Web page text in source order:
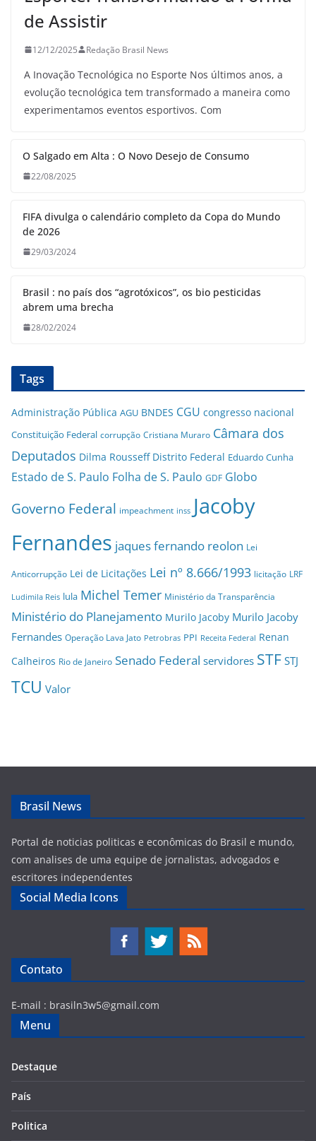
de Assistir
12/12/2025 Redação Brasil News
A Inovação Tecnológica no Esporte Nos últimos anos, a
evolução tecnológica tem transformado a maneira como
experimentamos eventos esportivos. Com
O Salgado em Alta : O Novo Desejo de Consumo
22/08/2025
FIFA divulga o calendário completo da Copa do Mundo
de 2026
29/03/2024
Brasil : no país dos “agrotóxicos”, os bio pesticidas
abrem uma brecha
28/02/2024
Tags
Administração Pública AGU BNDES CGU congresso nacional
Constituição Federal corrupção Cristiana Muraro Câmara dos
Deputados Dilma Rousseff Distrito Federal Eduardo Cunha
Estado de S. Paulo Folha de S. Paulo GDF Globo
Governo Federal impeachment inss Jacoby
Fernandes jaques fernando reolon Lei
Anticorrupção Lei de Licitações Lei nº 8.666/1993 licitação LRF
Ludimila Reis lula Michel Temer Ministério da Transparência
Ministério do Planejamento Murilo Jacoby Murilo Jacoby
Fernandes Operação Lava Jato Petrobras PPI Receita Federal Renan
Calheiros Rio de Janeiro Senado Federal servidores STF STJ
TCU Valor
Brasil News
Portal de noticias politicas e econômicas do Brasil e mundo,
com analises de uma equipe de jornalistas, advogados e
escritores independentes
Social Media Icons
Contato
E-mail : brasiln3w5@gmail.com
Menu
Destaque
País
Politica